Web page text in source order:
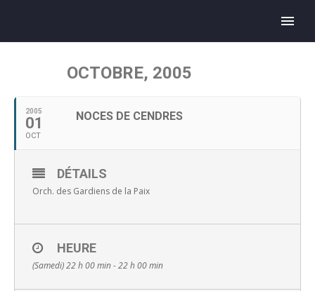
OCTOBRE, 2005
2005
01
OCT
NOCES DE CENDRES
DÉTAILS
Orch. des Gardiens de la Paix
HEURE
(Samedi) 22 h 00 min - 22 h 00 min